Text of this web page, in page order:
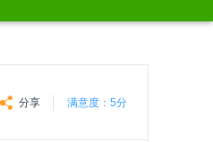
分享 满意度： 5分